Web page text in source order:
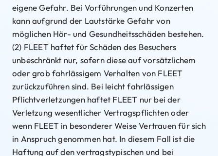
eigene Gefahr. Bei Vorführungen und Konzerten
kann aufgrund der Lautstärke Gefahr von
möglichen Hör- und Gesundheitsschäden bestehen.
(2) FLEET haftet für Schäden des Besuchers
unbeschränkt nur, sofern diese auf vorsätzlichem
oder grob fahrlässigem Verhalten von FLEET
zurückzuführen sind. Bei leicht fahrlässigen
Pflichtverletzungen haftet FLEET nur bei der
Verletzung wesentlicher Vertragspflichten oder
wenn FLEET in besonderer Weise Vertrauen für sich
in Anspruch genommen hat. In diesem Fall ist die
Haftung auf den vertragstypischen und bei